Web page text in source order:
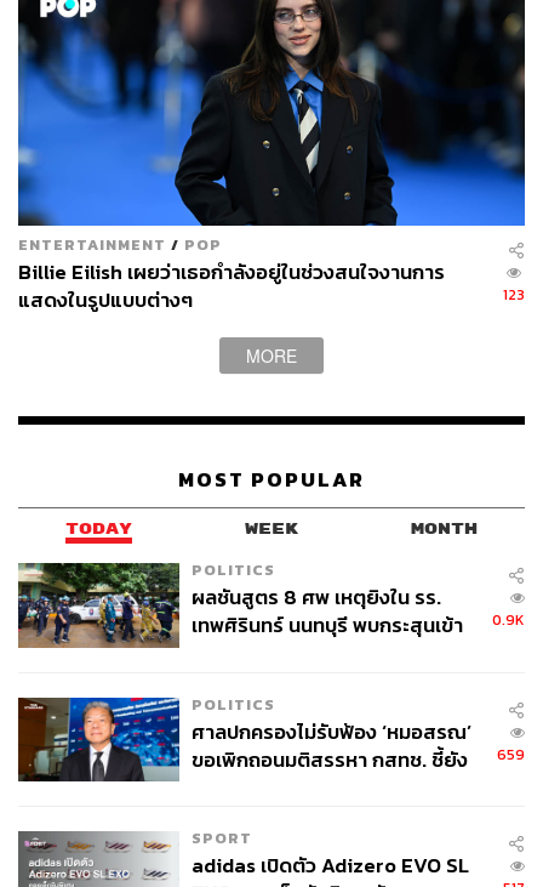
ENTERTAINMENT / POP
Billie Eilish เผยว่าเธอกำลังอยู่ในช่วงสนใจงานการ
แสดงในรูปแบบต่างๆ
123
MORE
MOST POPULAR
TODAY WEEK MONTH
POLITICS
ผลชันสูตร 8 ศพ เหตุยิงใน รร.
เทพศิรินทร์ นนทบุรี พบกระสุนเข้า
0.9K
POLITICS
ศาลปกครองไม่รับฟ้อง ‘หมอสรณ’
ขอเพิกถอนมติสรรหา กสทช. ชี้ยัง
659
SPORT
adidas เปิดตัว Adizero EVO SL